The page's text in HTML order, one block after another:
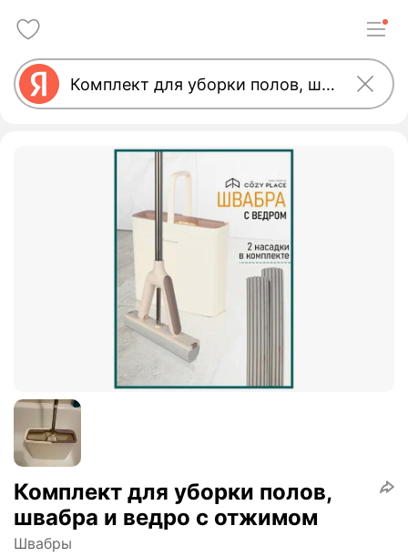
Комплект для уборки полов,
швабра и ведро с отжимом
Швабры